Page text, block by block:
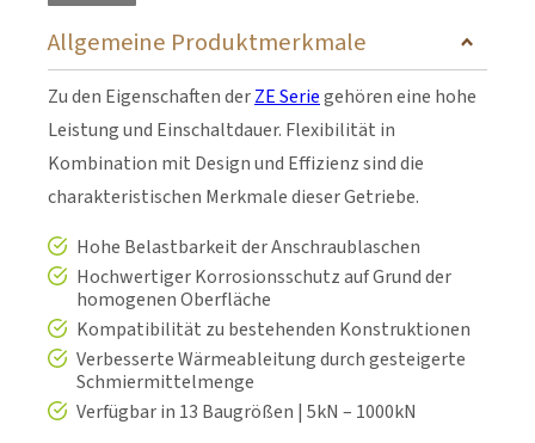
Allgemeine Produktmerkmale
Zu den Eigenschaften derZE Seriegehören eine hohe
Leistung und Einschaltdauer. Flexibilität in
Kombination mit Design und Effizienz sind die
charakteristischen Merkmale dieser Getriebe.
Hohe Belastbarkeit der Anschraublaschen
Hochwertiger Korrosionsschutz auf Grund der
homogenen Oberfläche
Kompatibilität zu bestehenden Konstruktionen
Verbesserte Wärmeableitung durch gesteigerte
Schmiermittelmenge
Verfügbar in 13 Baugrößen | 5kN – 1000kN